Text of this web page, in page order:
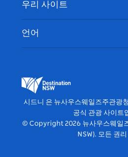
쿠키 고지
이벤트
숙소
시드니 접근성
귀하의 사업을 등록하세요
우리 사이트
뉴사우스웨일즈주관광청
어 센터
비비드 시드니(Vivid Sydney)
언어
시드니 은 뉴사우스웨일즈주관광
공식 관광 사이트
© Copyright 2026 뉴사우스웨일
NSW). 모든 권